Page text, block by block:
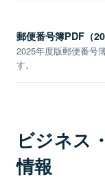
郵便番号簿PDF（
2025年度版郵便番号
す。
ビジネス
情報